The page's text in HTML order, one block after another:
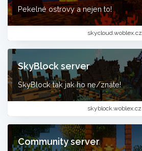
Pekelné ostrovy a nejen to!
skycloud.woblex.cz
SkyBlock server
SkyBlock tak jak ho ne/znáte!
skyblock.woblex.cz
Community server